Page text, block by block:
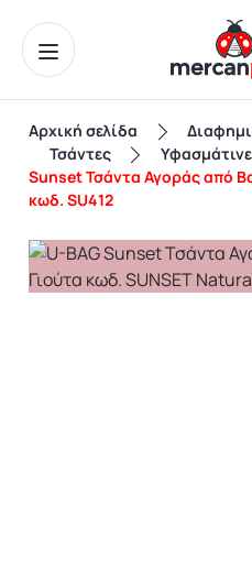
Αρχική σελίδα
Τσάντες
Sunset Τσάντα Αγοράς από
κωδ. SU412